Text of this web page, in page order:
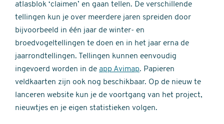
atlasblok ‘claimen’ en gaan tellen. De verschillende
tellingen kun je over meerdere jaren spreiden door
bijvoorbeeld in één jaar de winter- en
broedvogeltellingen te doen en in het jaar erna de
jaarrondtellingen. Tellingen kunnen eenvoudig
ingevoerd worden in de app Avimap. Papieren
veldkaarten zijn ook nog beschikbaar. Op de nieuw te
lanceren website kun je de voortgang van het project,
nieuwtjes en je eigen statistieken volgen.